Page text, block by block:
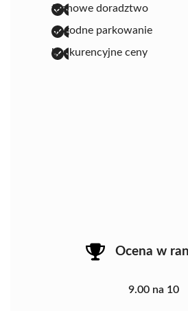
fachowe doradztwo
dogodne parkowanie
konkurencyjne ceny
Ocena w
9.00 na 10